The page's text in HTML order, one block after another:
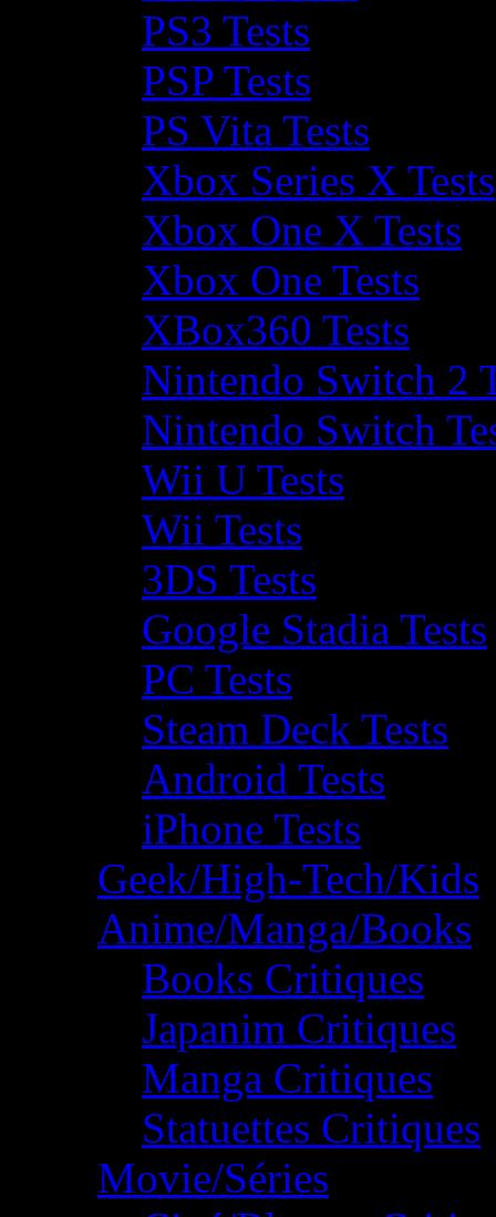
PS3 Tests
PSP Tests
PS Vita Tests
Xbox Series X Tests
Xbox One X Tests
Xbox One Tests
XBox360 Tests
Nintendo Switch 2
Nintendo Switch
Wii U Tests
Wii Tests
3DS Tests
Google Stadia Tests
PC Tests
Steam Deck Tests
Android Tests
iPhone Tests
Geek/High-Tech/Kids
Anime/Manga/Books
Books Critiques
Japanim Critiques
Manga Critiques
Statuettes Critiques
Movie/Séries